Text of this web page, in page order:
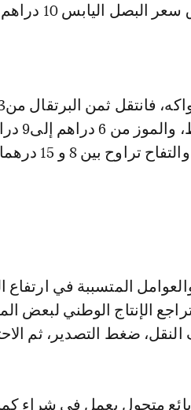
دراهم،
تراوح بين 8 و 15 درهما.
المتسببة في
الإنتاج الوطني لبعض
النقل، ضغط التصدير، ثم
متجول يعمل في شراء